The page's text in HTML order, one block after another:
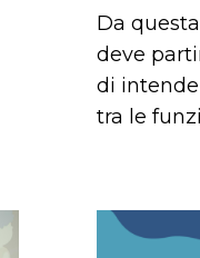
Da
deve
di
tra le